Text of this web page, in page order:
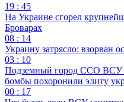
19 : 45
На Украине сгорел
Броварах
08 : 14
Украину затрясло: взорван
03 : 10
Подземный город ССО ВСУ
бомбы похоронили элиту
00 : 17